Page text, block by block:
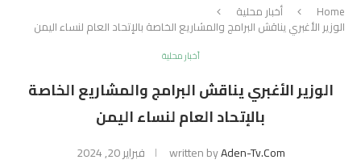
Home أخبار محلية
الوزير الأغبري يناقش البرامج والمشاريع الخاصة بالإتحاد العام لنساء اليمن
أخبار محلية
الوزير الأغبري يناقش البرامج والمشاريع الخاصة
بالإتحاد العام لنساء اليمن
written byAden-Tv.com فبراير 20, 2024